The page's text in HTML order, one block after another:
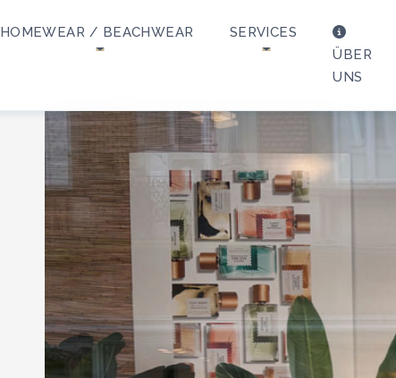
HOMEWEAR / BEACHWEAR
SERVICES
ÜBER
UNS